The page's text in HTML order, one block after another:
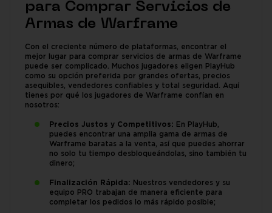
para Comprar Servicios de
Armas de Warframe
Con el creciente número de plataformas, encontrar el
mejor lugar para comprar servicios de armas de Warframe
puede ser complicado. Muchos jugadores eligen PlayHub
como su opción preferida por grandes ofertas, precios
asequibles, vendedores confiables y total seguridad. Aquí
tienes por qué los jugadores de Warframe confían en
nosotros:
Precios Justos y Competitivos: En PlayHub,
puedes encontrar una amplia gama de armas de
Warframe baratas a la venta, así que puedes ahorrar
no solo tu tiempo desbloqueándolas, sino también tu
dinero;
Finalización Rápida:
Nuestros vendedores y su
equipo PRO trabajan de manera eficiente para
completar los pedidos lo más rápido posible;